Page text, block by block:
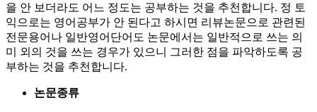
을 안 보더라도 어느 정도는 공부하는 것을 추천합니다. 정 토
익으로는 영어공부가 안 된다고 하시면 리뷰논문으로 관련된
전문용어나 일반영어단어도 논문에서는 일반적으로 쓰는 의
미 외의 것을 쓰는 경우가 있으니 그러한 점을 파악하도록 공
부하는 것을 추천합니다.
논문종류